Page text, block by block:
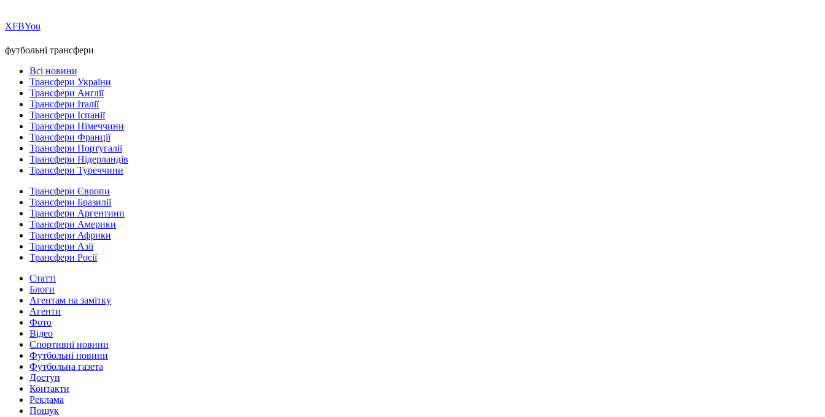
ХFBYou
футбольні трансфери
Всі новини
Трансфери України
Трансфери Англії
Трансфери Італії
Трансфери Іспанії
Трансфери Німеччини
Трансфери Франції
Трансфери Португалії
Трансфери Нідерландів
Трансфери Туреччини
Трансфери Європи
Трансфери Бразилії
Трансфери Аргентини
Трансфери Америки
Трансфери Африки
Трансфери Азії
Трансфери Росії
Статті
Блоги
Агентам на замітку
Агенти
Фото
Відео
Спортивні новини
Футбольні новини
Футбольна газета
Доступ
Контакти
Реклама
Пошук